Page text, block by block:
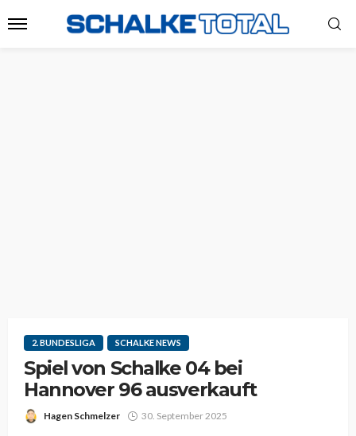
2. BUNDESLIGA SCHALKE NEWS
Spiel von Schalke 04 bei
Hannover 96 ausverkauft
Hagen Schmelzer 30. September 2025